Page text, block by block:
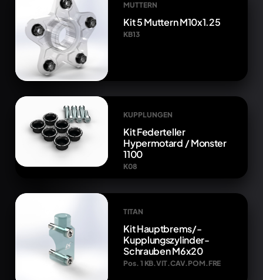
MUTTERN
Kit 5 Muttern M10x1.25
KB13
KUPPLUNGEN
Kit Federteller
Hypermotard / Monster
1100
K08
TITAN
Kit Hauptbrems/-
Kupplungszylinder-
Schrauben M6x20
Pos. 1 KB.VIT.CAV.POM.FRE